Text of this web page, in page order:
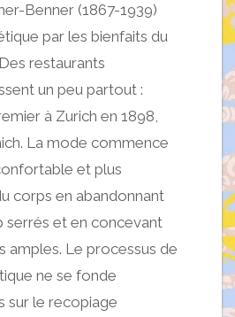
Benner (1867-1939)
par les bienfaits du
restaurants
un peu partout :
à Zurich en 1898,
La mode commence
et plus
corps en abandonnant
serrés et en concevant
amples. Le processus de
ne se fonde
sur le recopiage